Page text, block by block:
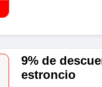
9% de
estroncio